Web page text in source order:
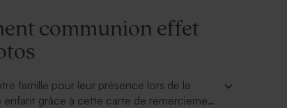
communion effet
famille pour leur présence lors de la
grâce à cette carte de remerciement.